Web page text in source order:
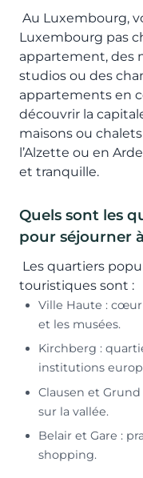
Au Luxembourg,
Luxembourg pas
appartement, des
studios ou des
appartements en
découvrir la
maisons ou chalets
l’Alzette ou en
et tranquille.
Quels sont les
pour séjourner
Les quartiers
touristiques sont :
Ville Haute :
et les musées.
Kirchberg :
institutions
Clausen et
sur la vallée.
Belair et Gare :
shopping.